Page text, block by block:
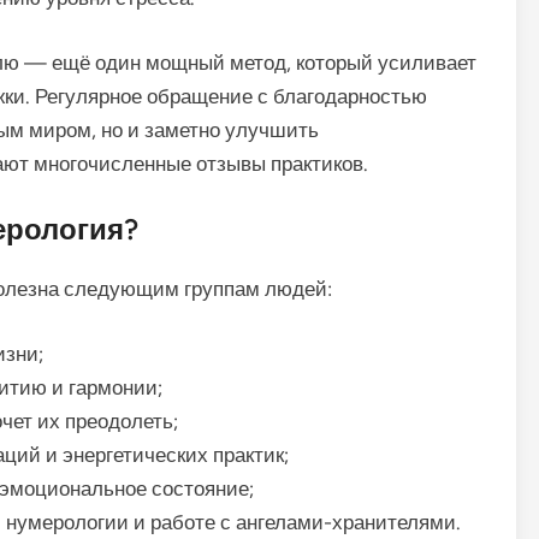
— ещё один мощный метод, который усиливает
Регулярное обращение с благодарностью
миром, но и заметно улучшить
многочисленные отзывы практиков.
следующим группам людей:
и гармонии;
их преодолеть;
и энергетических практик;
состояние;
и работе с ангелами-хранителями.